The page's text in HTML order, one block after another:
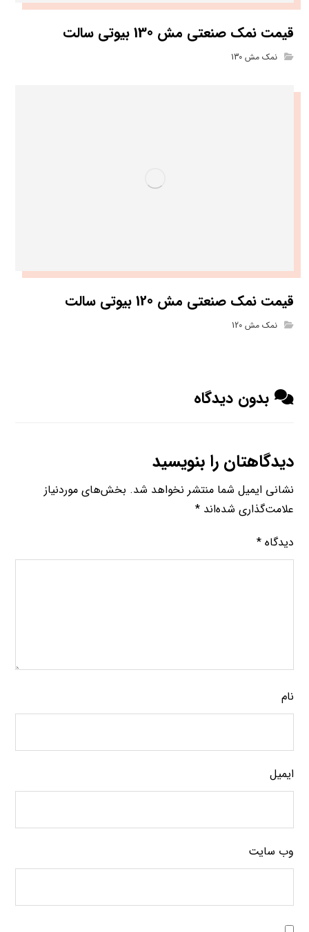
قیمت نمک صنعتی مش 130 بیوتی سالت
نمک مش 130
قیمت نمک صنعتی مش 120 بیوتی سالت
نمک مش 120
بدون دیدگاه
دیدگاهتان را بنویسید
نشانی ایمیل شما منتشر نخواهد شد. بخش‌های موردنیاز
علامت‌گذاری شده‌اند*
دیدگاه*
نام
ایمیل
وب‌ سایت